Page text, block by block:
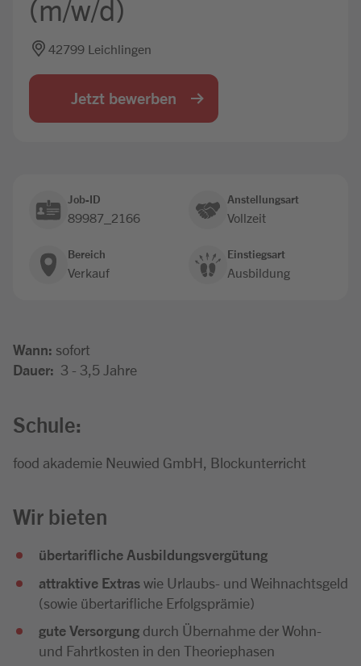
(m/w/d)
42799 Leichlingen
Jetzt bewerben
Job-ID
89987_2166
Anstellungsart
Vollzeit
Bereich
Verkauf
Einstiegsart
Ausbildung
Wann: sofort
Dauer: 3 - 3,5 Jahre
Schule:
food akademie Neuwied GmbH, Blockunterricht
Wir bieten
übertarifliche Ausbildungsvergütung
attraktive Extraswie Urlaubs- und Weihnachtsgeld
(sowie übertarifliche Erfolgsprämie)
gute Versorgung durch Übernahme der Wohn-
und Fahrtkosten in den Theoriephasen